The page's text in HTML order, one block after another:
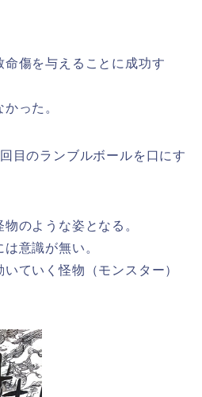
傷を与えることに成功す
った。
目のランブルボールを口にす
のような姿となる。
意識が無い。
ていく怪物（モンスター）